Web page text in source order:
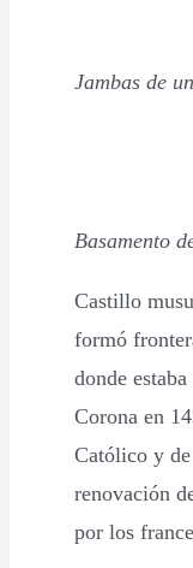
Jambas de
Basamento
Castillo
formó
donde
Corona en
Católico y
renovación
por los